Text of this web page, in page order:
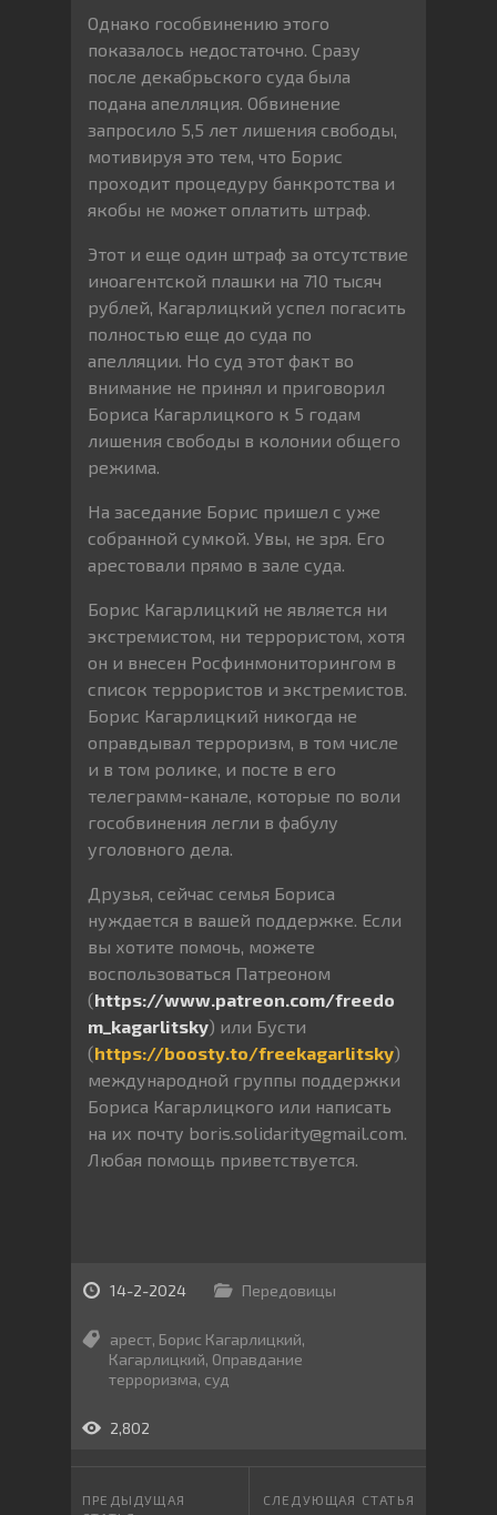
Однако гособвинению этого
показалось недостаточно. Сразу
после декабрьского суда была
подана апелляция. Обвинение
запросило 5,5 лет лишения свободы,
мотивируя это тем, что Борис
проходит процедуру банкротства и
якобы не может оплатить штраф.
Этот и еще один штраф за отсутствие
иноагентской плашки на 710 тысяч
рублей, Кагарлицкий успел погасить
полностью еще до суда по
апелляции. Но суд этот факт во
внимание не принял и приговорил
Бориса Кагарлицкого к 5 годам
лишения свободы в колонии общего
режима.
На заседание Борис пришел с уже
собранной сумкой. Увы, не зря. Его
арестовали прямо в зале суда.
Борис Кагарлицкий не является ни
экстремистом, ни террористом, хотя
он и внесен Росфинмониторингом в
список террористов и экстремистов.
Борис Кагарлицкий никогда не
оправдывал терроризм, в том числе
и в том ролике, и посте в его
телеграмм-канале, которые по воли
гособвинения легли в фабулу
уголовного дела.
Друзья, сейчас семья Бориса
нуждается в вашей поддержке. Если
вы хотите помочь, можете
воспользоваться Патреоном
(https://www.patreon.com/freedo
m_kagarlitsky) или Бусти
(https://boosty.to/freekagarlitsky)
международной группы поддержки
Бориса Кагарлицкого или написать
на их почту boris.solidarity@gmail.com.
Любая помощь приветствуется.
14-2-2024 Передовицы
арест, Борис Кагарлицкий,
Кагарлицкий, Оправдание
терроризма, суд
2,802